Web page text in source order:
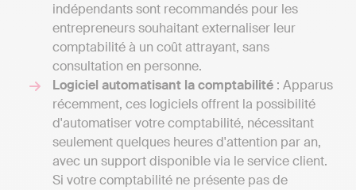
indépendants sont recommandés pour les
entrepreneurs souhaitant externaliser leur
comptabilité à un coût attrayant, sans
consultation en personne.
Logiciel automatisant la comptabilité : Apparus
récemment, ces logiciels offrent la possibilité
d'automatiser votre comptabilité, nécessitant
seulement quelques heures d'attention par an,
avec un support disponible via le service client.
Si votre comptabilité ne présente pas de